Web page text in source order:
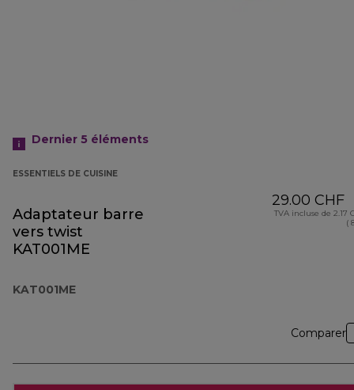
Dernier 5 éléments
ESSENTIELS DE CUISINE
Adaptateur barre
vers twist
KAT001ME
KAT001ME
29.00 CHF
TVA incluse de 2.17
(
Comparer